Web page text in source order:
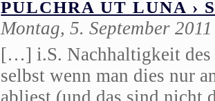
PULCHRA UT LUNA ›
Montag, 5. September
[…] i.S. Nachhaltigkeit des
selbst wenn man dies nur